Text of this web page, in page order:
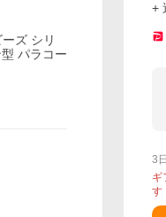
ズ シリ
パラコー
+
3
ギ
す